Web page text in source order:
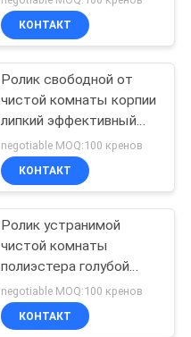
электронного
полупроводника
КОНТАКТ
Ролик свободной от
чистой комнаты корпии
липкий эффективный
для извлекать пыль из
поверхности
negotiable MOQ:100 кренов
КОНТАКТ
Ролик устранимой
чистой комнаты
полиэстера голубой
липкий с ручкой
negotiable MOQ:100 кренов
КОНТАКТ